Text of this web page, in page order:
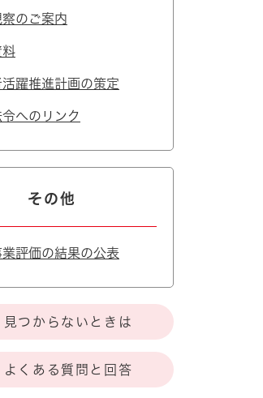
のご案内
料
活躍推進計画の策定
令へのリンク
その他
評価の結果の公表
見つからないときは
よくある質問と回答